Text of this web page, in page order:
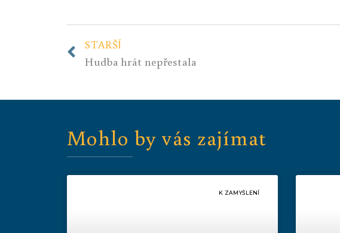
STARŠÍ
Hudba hrát nepřestala
Mohlo by vás zajímat
K ZAMYŠLENÍ